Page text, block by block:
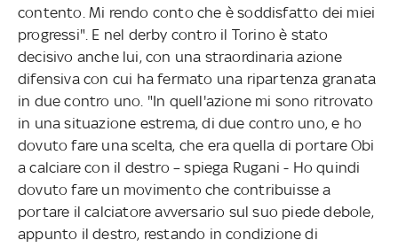
contento. Mi rendo conto che è soddisfatto dei miei
progressi". E nel derby contro il Torino è stato
decisivo anche lui, con una straordinaria azione
difensiva con cui ha fermato una ripartenza granata
in due contro uno. "In quell'azione mi sono ritrovato
in una situazione estrema, di due contro uno, e ho
dovuto fare una scelta, che era quella di portare Obi
a calciare con il destro – spiega Rugani - Ho quindi
dovuto fare un movimento che contribuisse a
portare il calciatore avversario sul suo piede debole,
appunto il destro, restando in condizione di